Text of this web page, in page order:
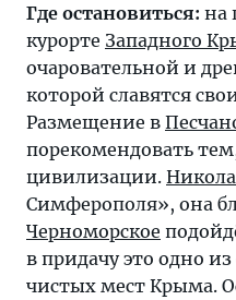
Где остановиться: на
курорте Западного
очаровательной и
которой славятся
Размещение в
порекомендовать
цивилизации.
Симферополя», она
Черноморское
в придачу это одно
чистых мест Крыма.